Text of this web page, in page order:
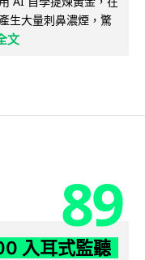
生大量刺鼻濃煙，驚
文
89
入耳式監聽